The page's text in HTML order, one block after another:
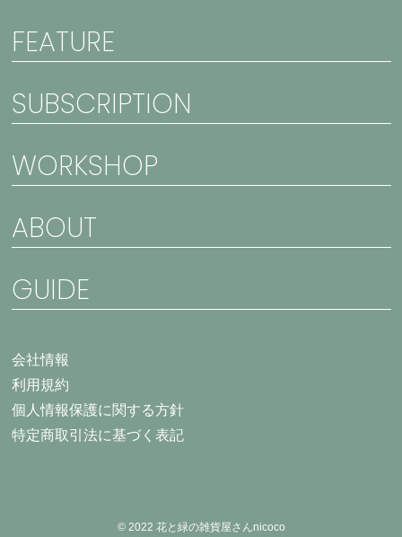
FEATURE
SUBSCRIPTION
WORKSHOP
ABOUT
GUIDE
会社情報
利用規約
個人情報保護に関する方針
特定商取引法に基づく表記
© 2022 花と緑の雑貨屋さんnicoco